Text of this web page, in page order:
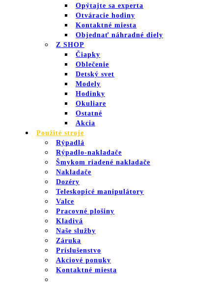
Opýtajte sa experta
Otváracie hodiny
Kontaktné miesta
Objednať náhradné diely
Z SHOP
Čiapky
Oblečenie
Detský svet
Modely
Hodinky
Okuliare
Ostatné
Akcia
Použité stroje
Rýpadlá
Rýpadlo-nakladače
Šmykom riadené nakladače
Nakladače
Dozéry
Teleskopicé manipulátory
Valce
Pracovné plošiny
Kladivá
Naše služby
Záruka
Príslušenstvo
Akciové ponuky
Kontaktné miesta